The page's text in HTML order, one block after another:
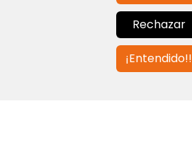
Contáctanos
info@globalagents.net
Rechazar
¡Entendido!!